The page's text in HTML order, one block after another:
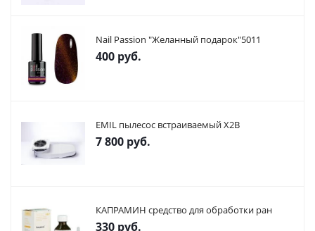
Nail Passion "Желанный подарок"5011
400 руб.
EMIL пылесос встраиваемый X2В
7 800 руб.
КАПРАМИН средство для обработки ран
330 руб.